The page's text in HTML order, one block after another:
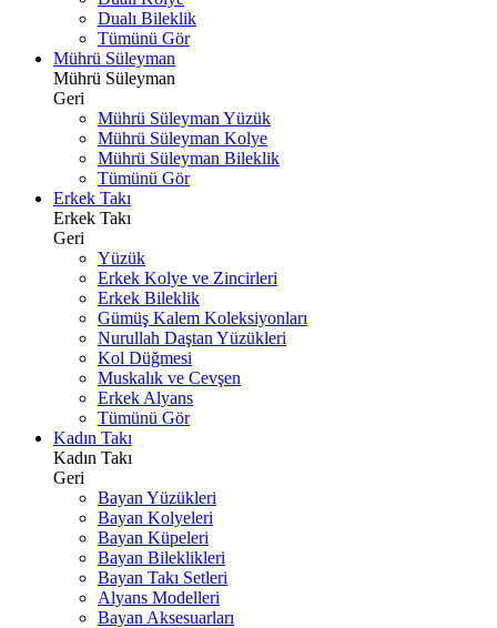
Dualı Bileklik
Tümünü Gör
Mührü Süleyman
Mührü Süleyman
Geri
Mührü Süleyman Yüzük
Mührü Süleyman Kolye
Mührü Süleyman Bileklik
Tümünü Gör
Erkek Takı
Erkek Takı
Geri
Yüzük
Erkek Kolye ve Zincirleri
Erkek Bileklik
Gümüş Kalem Koleksiyonları
Nurullah Daştan Yüzükleri
Kol Düğmesi
Muskalık ve Cevşen
Erkek Alyans
Tümünü Gör
Kadın Takı
Kadın Takı
Geri
Bayan Yüzükleri
Bayan Kolyeleri
Bayan Küpeleri
Bayan Bileklikleri
Bayan Takı Setleri
Alyans Modelleri
Bayan Aksesuarları